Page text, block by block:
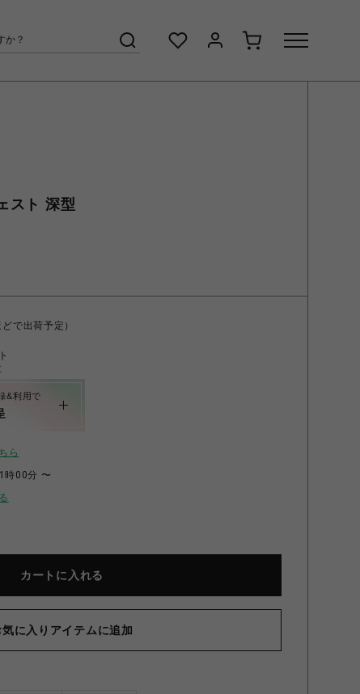
スト 深型
で出荷予定）
&利用で
ら
時00分 〜
カートに入れる
気に入りアイテムに追加